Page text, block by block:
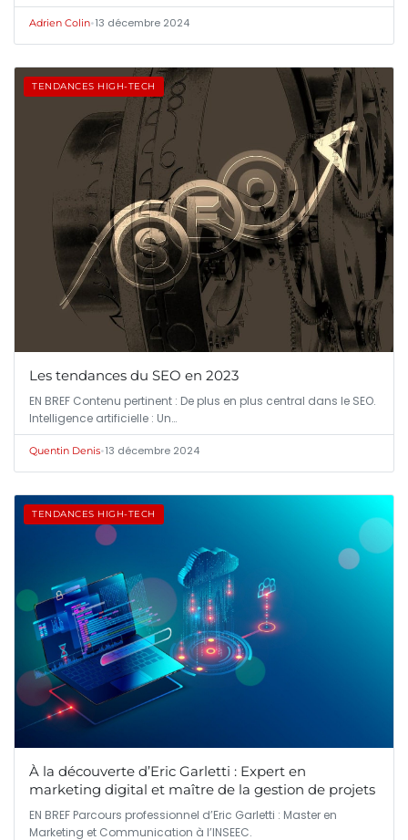
Adrien Colin•13 décembre 2024
TENDANCES HIGH-TECH
Les tendances du SEO en 2023
EN BREF Contenu pertinent : De plus en plus central dans le SEO.
Intelligence artificielle : Un…
Quentin Denis•13 décembre 2024
TENDANCES HIGH-TECH
À la découverte d’Eric Garletti : Expert en
marketing digital et maître de la gestion de projets
EN BREF Parcours professionnel d’Eric Garletti : Master en
Marketing et Communication à l’INSEEC.